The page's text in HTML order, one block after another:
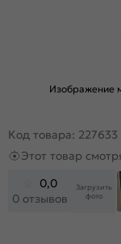
Изображение
Код товара: 227633
Этот товар
0,0
0 отзывов
Загрузить
фото